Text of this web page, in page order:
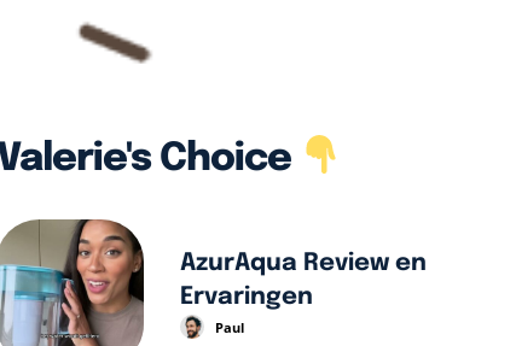
Choice
AzurAqua Review en
Ervaringen
Paul